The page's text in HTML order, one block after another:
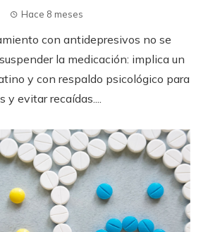
Hace 8 meses
con antidepresivos no se
la medicación: implica un
y con respaldo psicológico para
y evitar recaídas....